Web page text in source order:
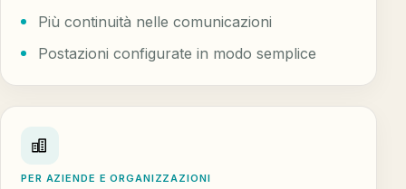
Più continuità nelle comunicazioni
Postazioni configurate in modo semplice
PER AZIENDE E ORGANIZZAZIONI